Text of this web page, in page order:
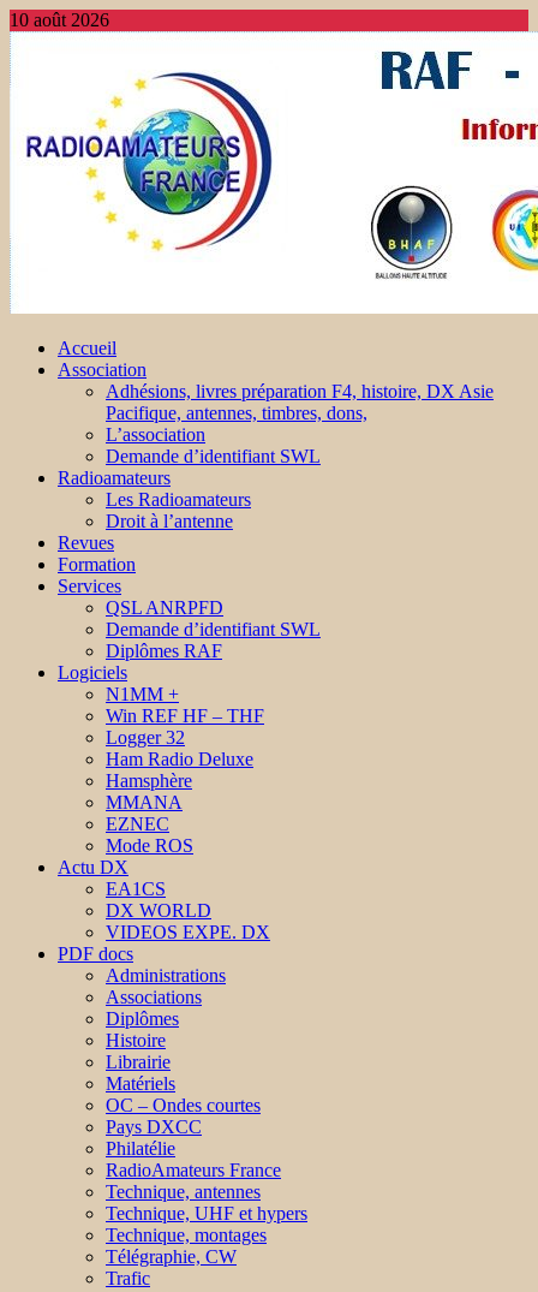
10 août 2026
Accueil
Association
Adhésions, livres préparation F4, histoire, DX Asie
Pacifique, antennes, timbres, dons,
L’association
Demande d’identifiant SWL
Radioamateurs
Les Radioamateurs
Droit à l’antenne
Revues
Formation
Services
QSL ANRPFD
Demande d’identifiant SWL
Diplômes RAF
Logiciels
N1MM +
Win REF HF – THF
Logger 32
Ham Radio Deluxe
Hamsphère
MMANA
EZNEC
Mode ROS
Actu DX
EA1CS
DX WORLD
VIDEOS EXPE. DX
PDF docs
Administrations
Associations
Diplômes
Histoire
Librairie
Matériels
OC – Ondes courtes
Pays DXCC
Philatélie
RadioAmateurs France
Technique, antennes
Technique, UHF et hypers
Technique, montages
Télégraphie, CW
Trafic